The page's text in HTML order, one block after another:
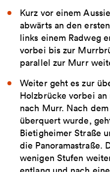
Kurz vor einem
abwärts an den
links einem Radweg
vorbei bis zur
parallel zur Murr
Weiter geht es zur
Holzbrücke vorbei
nach Murr. Nach
überquert wurde,
Bietigheimer Straße
die Panoramastraße.
wenigen Stufen